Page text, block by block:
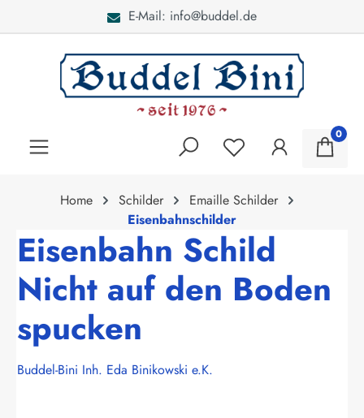
E-Mail: info@buddel.de
0
Home Schilder
Emaille Schilder
Eisenbahnschilder
Eisenbahn Schild
Nicht auf den Boden
spucken
Buddel-Bini Inh. Eda Binikowski e.K.